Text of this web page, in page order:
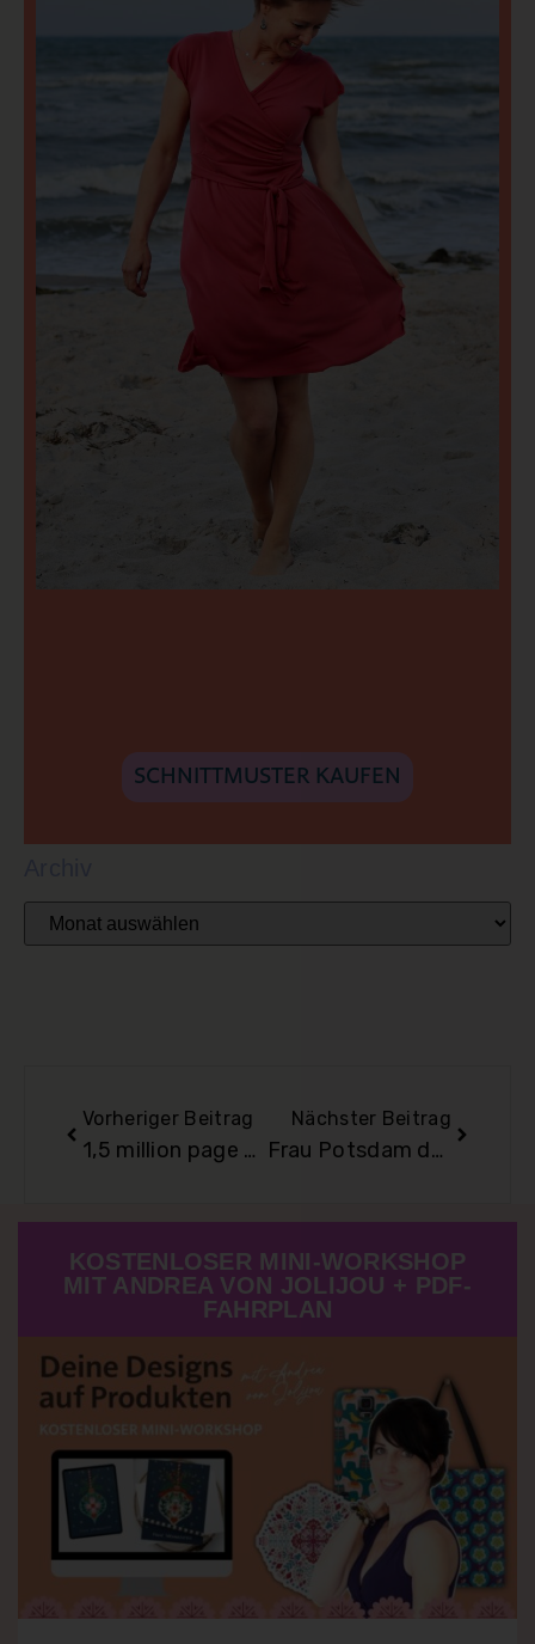
SCHNITTMUSTER KAUFEN
Vorheriger Beitrag
1,5 million page views give away
Nächster Beitrag
Frau Potsdam darf auch!
KOSTENLOSER MINI-WORKSHOP
MIT ANDREA VON JOLIJOU + PDF-
FAHRPLAN